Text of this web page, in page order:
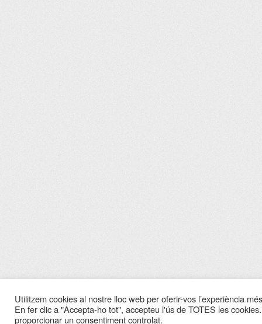
Utilitzem cookies al nostre lloc web per oferir-vos l’experiència
En fer clic a "Accepta-ho tot", accepteu l'ús de TOTES les
proporcionar un consentiment controlat.